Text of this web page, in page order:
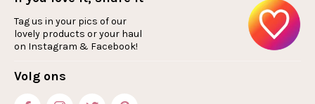
Tag us in your pics of our
lovely products or your haul
on Instagram & Facebook!
Volg ons